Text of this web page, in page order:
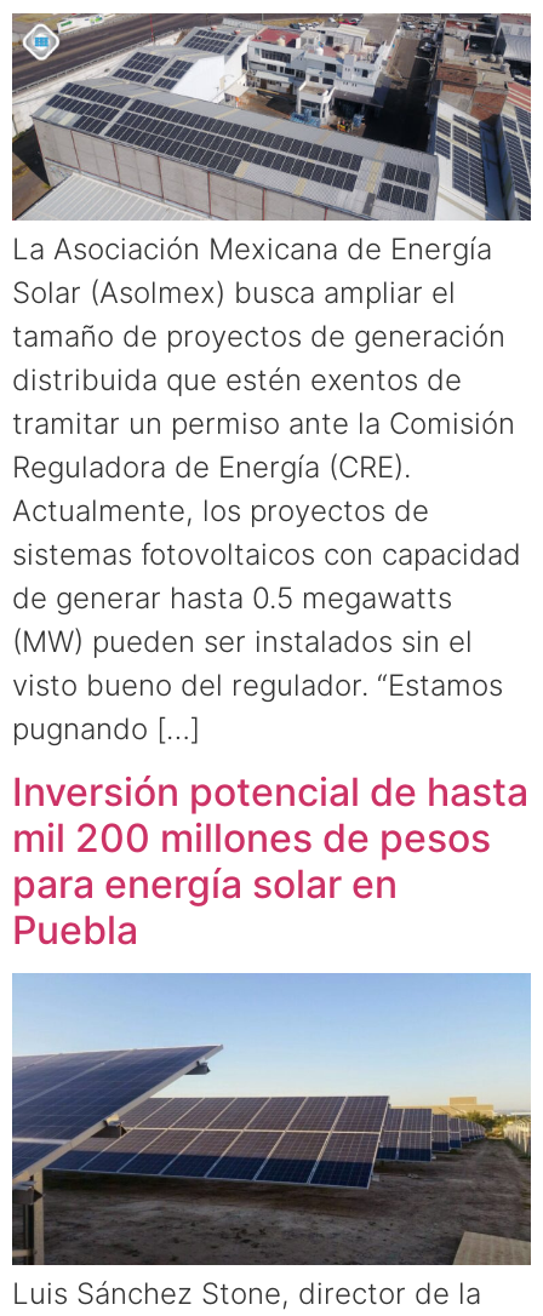
La Asociación Mexicana de Energía
Solar (Asolmex) busca ampliar el
tamaño de proyectos de generación
distribuida que estén exentos de
tramitar un permiso ante la Comisión
Reguladora de Energía (CRE).
Actualmente, los proyectos de
sistemas fotovoltaicos con capacidad
de generar hasta 0.5 megawatts
(MW) pueden ser instalados sin el
visto bueno del regulador. “Estamos
pugnando […]
Inversión potencial de hasta
mil 200 millones de pesos
para energía solar en
Puebla
Luis Sánchez Stone, director de la